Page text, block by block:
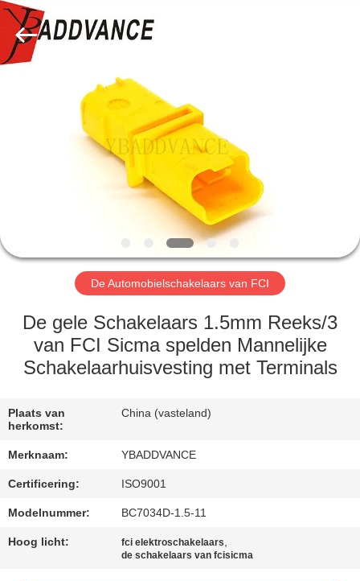
PRODUCTEN
ONGEVEER
FABRIEKSREIS
KWALITEITSCONTROLE
CONTACTEER
EEN
CITAAT
Auto
Parts
Co.,Ltd.
Rights
Reserved.
De Automobielschakelaars van FCI
De gele Schakelaars 1.5mm Reeks/3
van FCI Sicma spelden Mannelijke
Schakelaarhuisvesting met Terminals
Plaats van
herkomst:
China (vasteland)
Merknaam: YBADDVANCE
Certificering: ISO9001
Modelnummer: BC7034D-1.5-11
Hoog licht: fci elektroschakelaars,
de schakelaars van fcisicma